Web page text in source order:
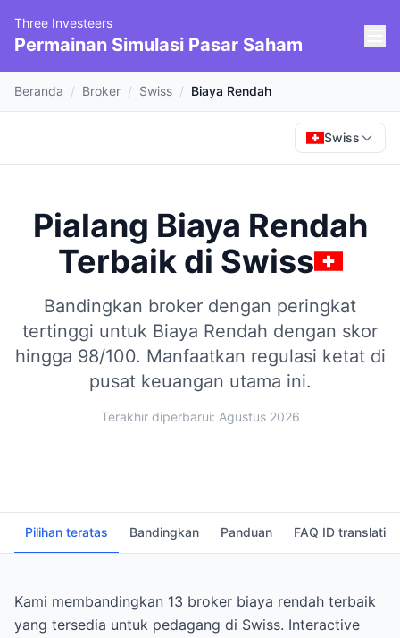
Three Investeers
Permainan Simulasi Pasar Saham
Beranda / Broker / Swiss / Biaya Rendah
Swiss
Pialang Biaya Rendah
Terbaikdi Swiss
Bandingkan broker dengan peringkat
tertinggi untuk Biaya Rendah dengan skor
hingga 98/100. Manfaatkan regulasi ketat di
pusat keuangan utama ini.
Terakhir diperbarui: Agustus 2026
Pilihan teratas Bandingkan Panduan FAQ ID
Kami membandingkan 13 broker biaya rendah terbaik
yang tersedia untuk pedagang di Swiss. Interactive